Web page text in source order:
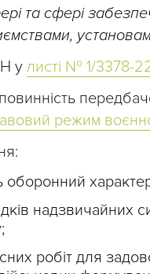
та сфері
у листі № 1/3378-
режим
оборонний
надзвичайних
робіт для